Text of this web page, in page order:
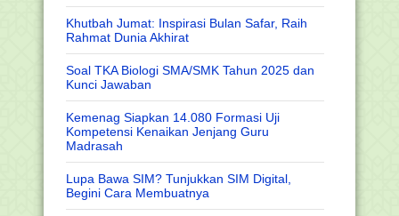
Khutbah Jumat: Inspirasi Bulan Safar, Raih
Rahmat Dunia Akhirat
Soal TKA Biologi SMA/SMK Tahun 2025 dan
Kunci Jawaban
Kemenag Siapkan 14.080 Formasi Uji
Kompetensi Kenaikan Jenjang Guru
Madrasah
Lupa Bawa SIM? Tunjukkan SIM Digital,
Begini Cara Membuatnya